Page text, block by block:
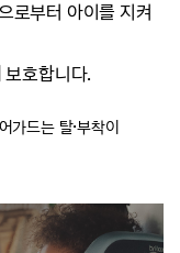
로부터 아이를 지켜
호합니다.
가드는 탈·부착이